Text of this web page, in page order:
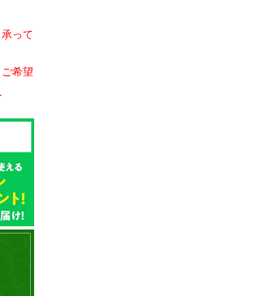
って
希望